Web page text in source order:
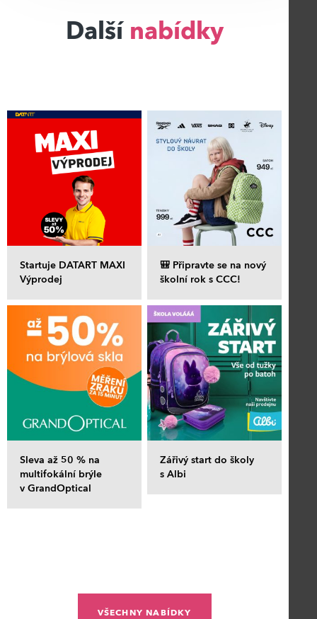
Další nabídky
Startuje DATART MAXI
Výprodej
🎒 Připravte se na nový
školní rok s CCC!
Sleva až 50 % na
multifokální brýle
v GrandOptical
Zářivý start do školy
s Albi
VŠECHNY NABÍDKY